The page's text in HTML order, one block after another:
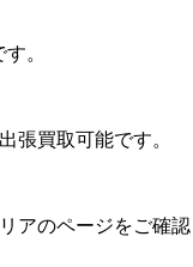
。
張買取可能です。
アのページをご確